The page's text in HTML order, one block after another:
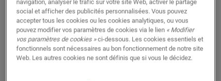
Nosprofilés intelligents pour sols en vinyle peuvent faire
beaucoup de choses: non seulement ils égalisent les
différences de hauteur et permettent au sol de s’étirer,
mais ils permettent également de combiner votre sol
Alpha Vinyl avec n’importe quel autre type de sol. Et,
navigation, analyser le trafic sur votre site Web, activer le partage
social et afficher des publicités personnalisées. Vous pouvez
accepter tous les cookies ou les cookies analytiques, ou vous
pouvez modifier vos paramètres de cookies via le lien « Modifier
vos paramètres de cookies »ci-dessous. Les cookies essentiels et
fonctionnels sont nécessaires au bon fonctionnement de notre site
Web. Les autres cookies ne sont définis que si vous le décidez.